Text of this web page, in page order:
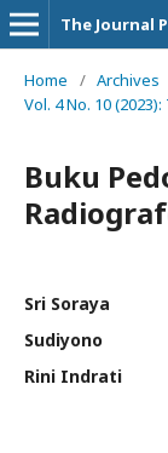
The Journal
Home / Archives
Vol. 4 No. 10
Buku
Sri Soraya
Sudiyono
Rini Indrati